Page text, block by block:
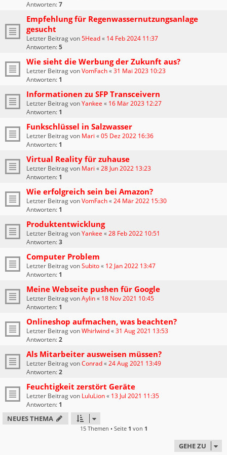
Antworten:7
Empfehlung für Regenwassernutzungsanlage
gesucht
Letzter Beitrag von5Head« 14 Feb 2024 11:37
Antworten:5
Wie sieht die Werbung der Zukunft aus?
Letzter Beitrag vonVomFach«31 Mai 2023 10:23
Antworten: 1
Informationen zu SFP Transceivern
Letzter Beitrag vonYankee « 16 Mär 2023 12:27
Antworten: 1
Funkschlüssel in Salzwasser
Letzter Beitrag von Mari «05 Dez 2022 16:36
Antworten: 1
Virtual Reality für zuhause
Letzter Beitrag von Mari «28 Jun 2022 13:23
Antworten: 1
Wie erfolgreich sein bei Amazon?
Letzter Beitrag vonVomFach«24 Mär 2022 15:30
Antworten: 1
Produktentwicklung
Letzter Beitrag vonYankee «28 Feb 2022 10:51
Antworten:3
Computer Problem
Letzter Beitrag vonSubito« 12 Jan 2022 13:47
Antworten: 1
Meine Webseite pushen für Google
Letzter Beitrag vonAylin« 18 Nov 2021 10:45
Antworten: 1
Onlineshop aufmachen, was beachten?
Letzter Beitrag vonWhirlwind«31 Aug 2021 13:53
Antworten:2
Als Mitarbeiter ausweisen müssen?
Letzter Beitrag vonConrad«24 Aug 2021 13:49
Antworten:2
Feuchtigkeit zerstört Geräte
Letzter Beitrag von LuluLion« 13 Jul 2021 11:35
Antworten: 1
NEUES THEMA
15 Themen • Seite 1 von 1
GEHE ZU